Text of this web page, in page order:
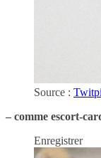
Source :
– comme escort-
Enregistrer